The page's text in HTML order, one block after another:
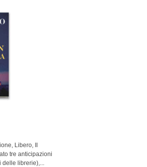
Libero, Il
tre anticipazioni
delle librerie),...